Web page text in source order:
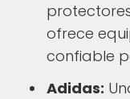
ofrece
confiable
Adidas: